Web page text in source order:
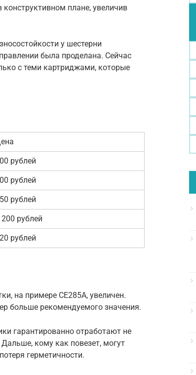
плане, увеличив
у шестерни
была проделана. Сейчас
с теми картриджами, которые
рублей
рублей
рублей
200 рублей
рублей
на примере CE285A, увеличен.
больше рекомендуемого значения.
гарантированно отработают не
кому как повезет, могут
герметичности.